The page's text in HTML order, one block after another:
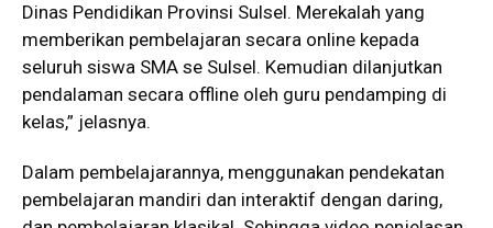
Dinas Pendidikan Provinsi Sulsel. Merekalah yang
memberikan pembelajaran secara online kepada
seluruh siswa SMA se Sulsel. Kemudian dilanjutkan
pendalaman secara offline oleh guru pendamping di
kelas,” jelasnya.
Dalam pembelajarannya, menggunakan pendekatan
pembelajaran mandiri dan interaktif dengan daring,